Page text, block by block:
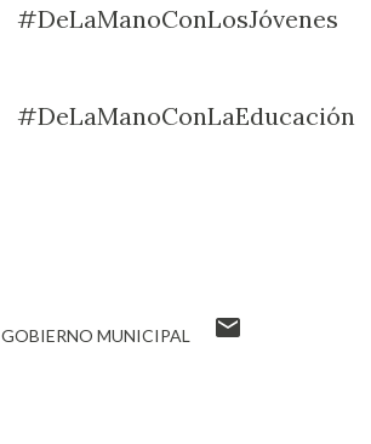
#DeLaManoConLosJóvenes
#DeLaManoConLaEducación
GOBIERNO MUNICIPAL